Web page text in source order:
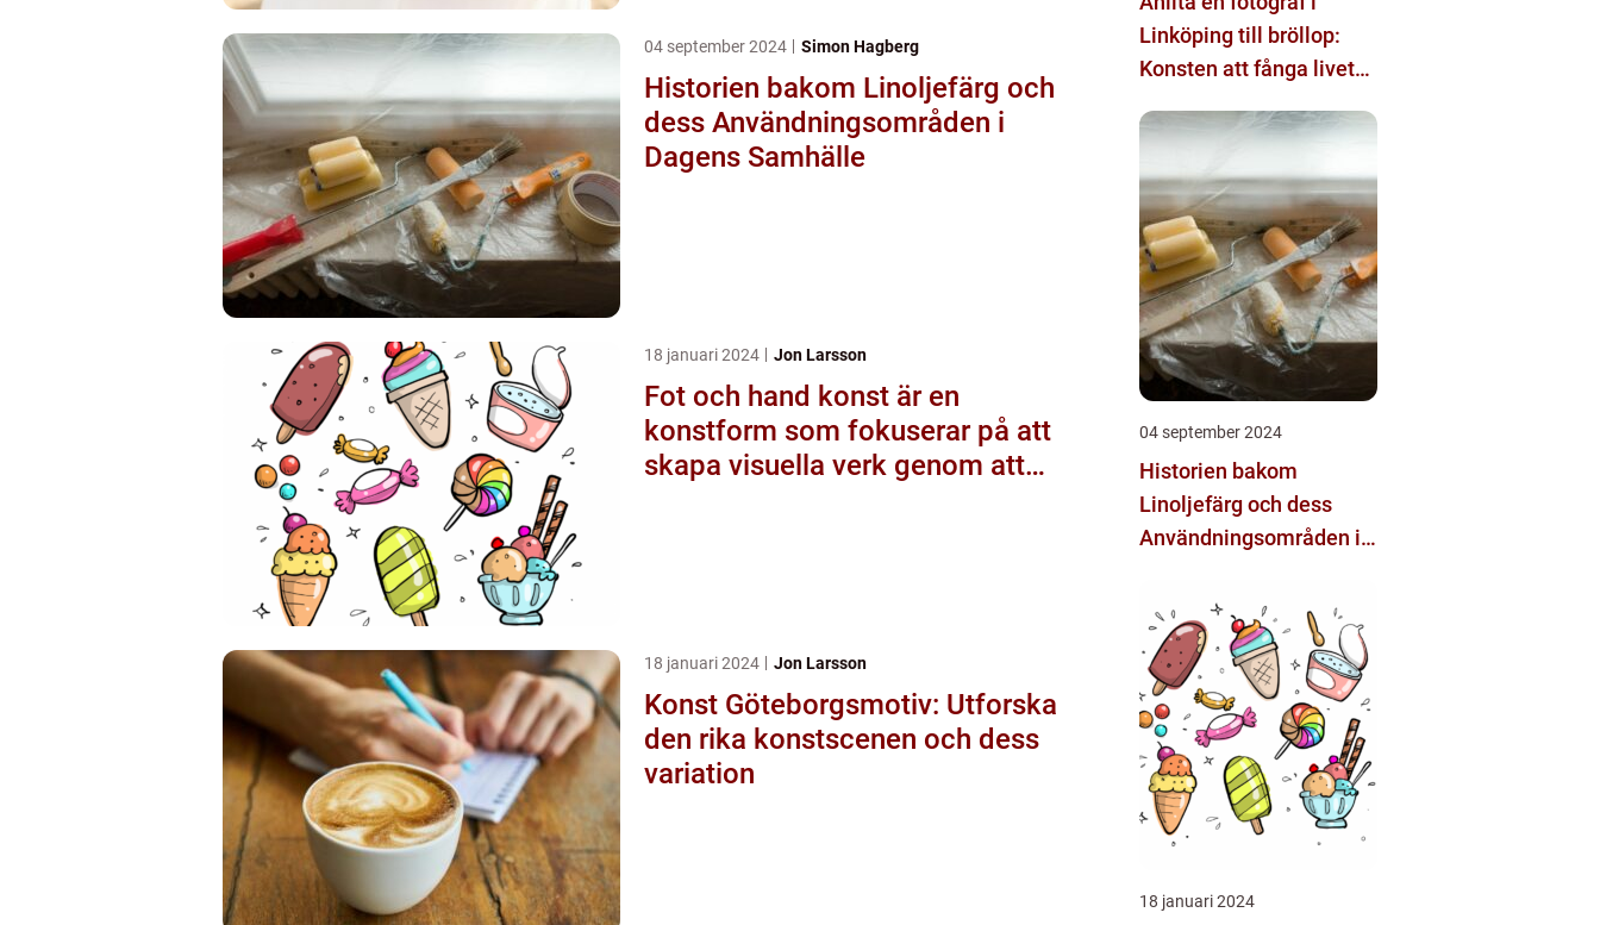
04 september 2024 Simon Hagberg
Historien bakom Linoljefärg och
dess Användningsområden i
Dagens Samhälle
18 januari 2024 Jon Larsson
Fot och hand konst är en
konstform som fokuserar på att
skapa visuella verk genom att
18 januari 2024 Jon Larsson
Konst Göteborgsmotiv: Utforska
den rika konstscenen och dess
variation
Linköping till bröllop:
Konsten att fånga livets
04 september 2024
Historien bakom
Linoljefärg och dess
Användningsområden i
18 januari 2024